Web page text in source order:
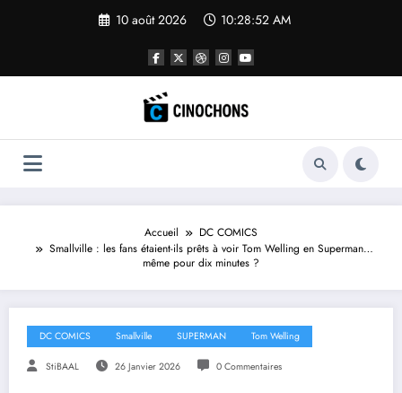
10 août 2026 10:28:53 AM
Accueil
DC COMICS
Smallville : les fans étaient-ils prêts à voir Tom Welling en Superman…
même pour dix minutes ?
DC COMICS Smallville SUPERMAN Tom Welling
StiBAAL 26 Janvier 2026 0 Commentaires